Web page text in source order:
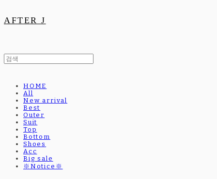
AFTER J
HOME
All
New arrival
Best
Outer
Suit
Top
Bottom
Shoes
Acc
Big sale
※Notice※